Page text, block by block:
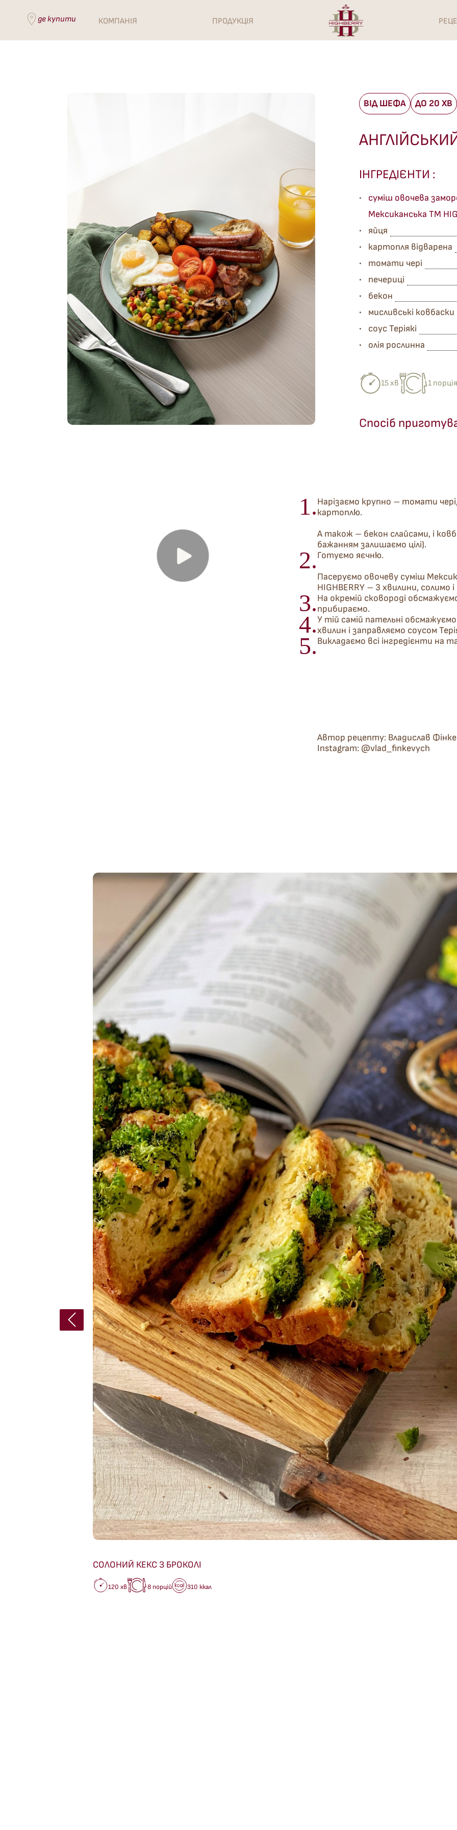
де купити КОМПАНІЯ ПРОДУКЦІЯ
ВІД ШЕФА ДО 20 ХВ
ІНГРЕДІЄНТИ :
суміш овочева
Мексиканська ТМ
яйця
картопля відварена
томати чері
печериці
бекон
мисливські ковбаски
соус Теріякі
олія рослинна
15 хв 1
Спосіб
1.Hарізаємо крупно – томати чері,
картоплю.
A також – бекон слайсами, і
бажанням залишаємо цілі).
2.Готуємо яєчню.
Пасеруємо овочеву суміш
HIGHBERRY – 3 хвилини, солимо
3.На окремій сковороді
прибираємо.
4.У тій самій пательні
хвилин і заправляємо соусом
5.Викладаємо всі інгредієнти на
Автор рецепту: Владислав
Instagram: @vlad_finkevych
СОЛОНИЙ КЕКС З БРОКОЛІ
120 хв 8 порцій 310 ккал